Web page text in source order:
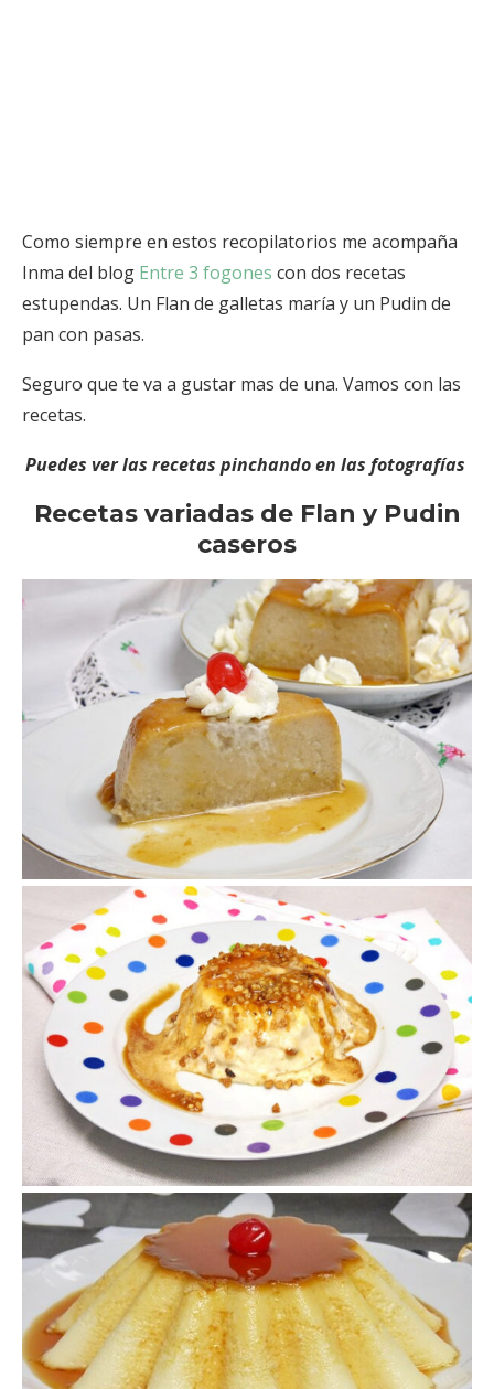
Como siempre en estos recopilatorios me acompaña
Inma del blog Entre 3 fogones con dos recetas
estupendas. Un Flan de galletas maría y un Pudin de
pan con pasas.
Seguro que te va a gustar mas de una. Vamos con las
recetas.
Puedes ver las recetas pinchando en las fotografías
Recetas variadas de Flan y Pudin
caseros